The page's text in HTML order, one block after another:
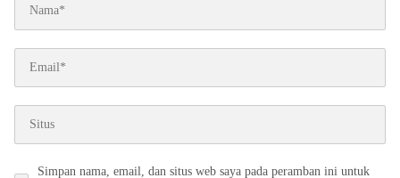
Simpan nama, email, dan situs web saya pada peramban ini untuk